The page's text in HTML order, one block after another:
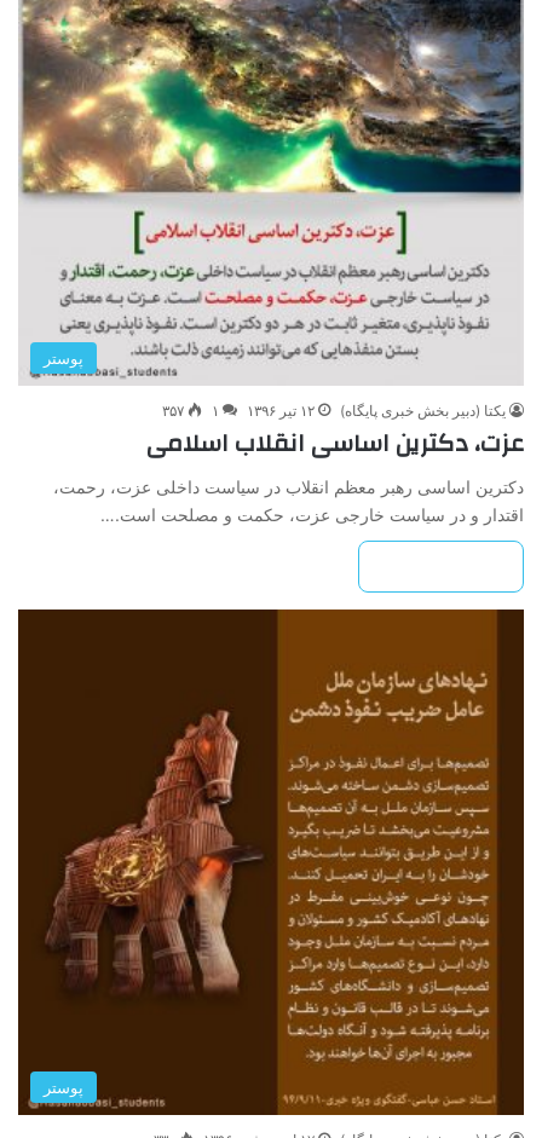
پوستر
یکتا (دبیر بخش خبری پایگاه) ۱۲ تیر ۱۳۹۶ ۱ ۳۵۷
عزت، دکترین اساسی انقلاب اسلامی
دکترین اساسی رهبر معظم انقلاب در سیاست داخلی عزت، رحمت،
اقتدار و در سیاست خارجی عزت، حکمت و مصلحت است.…
پوستر